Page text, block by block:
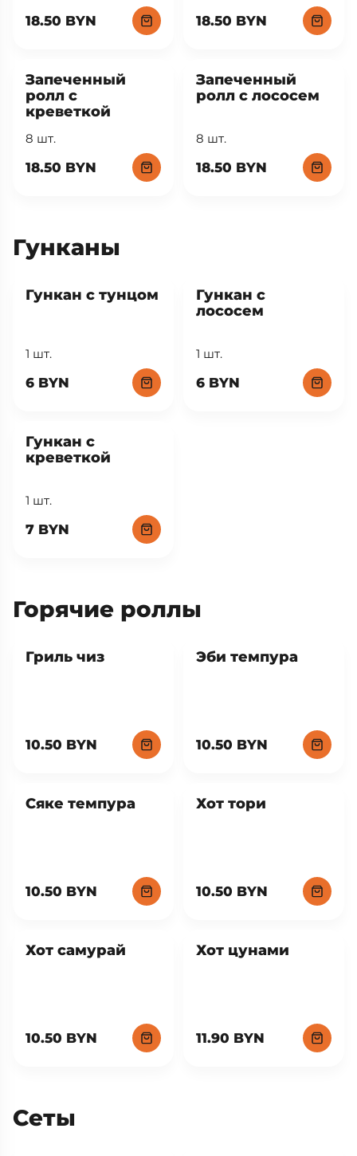
18.50 BYN 18.50 BYN
Запеченный
ролл с
креветкой
8 шт.
18.50 BYN
Запеченный
ролл с лососем
8 шт.
18.50 BYN
Гунканы
Гункан с тунцом
1 шт.
6 BYN
Гункан с
лососем
1 шт.
6 BYN
Гункан с
креветкой
1 шт.
7 BYN
Горячие роллы
Гриль чиз
10.50 BYN
Эби темпура
10.50 BYN
Сяке темпура
10.50 BYN
Хот тори
10.50 BYN
Хот самурай
10.50 BYN
Хот цунами
11.90 BYN
Сеты